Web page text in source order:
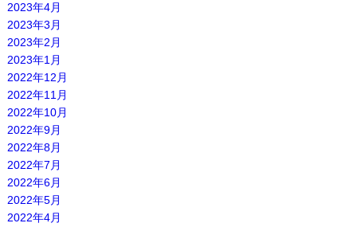
2023年4月
2023年3月
2023年2月
2023年1月
2022年12月
2022年11月
2022年10月
2022年9月
2022年8月
2022年7月
2022年6月
2022年5月
2022年4月